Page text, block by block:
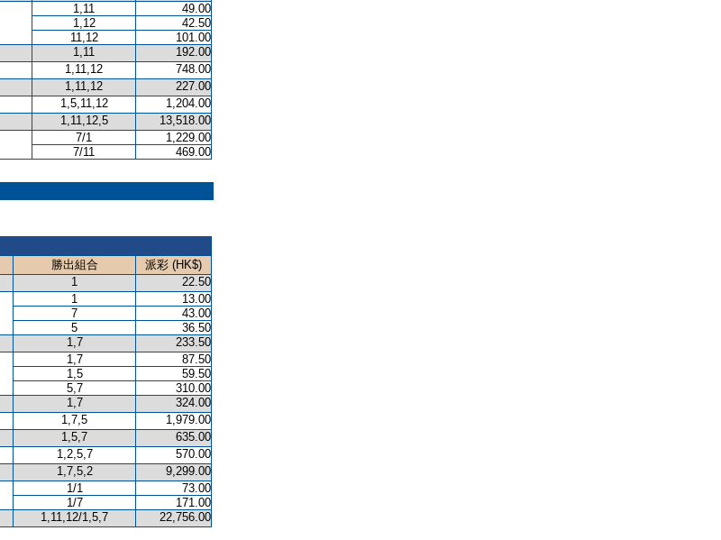
1,11
49.00
1,12
42.50
11,12
101.00
1,11
192.00
1,11,12
748.00
1,11,12
227.00
1,5,11,12
1,204.00
1,11,12,5
13,518.00
7/1
1,229.00
7/11
469.00
勝出組合
派彩 (HK$)
1
22.50
1
13.00
7
43.00
5
36.50
1,7
233.50
1,7
87.50
1,5
59.50
5,7
310.00
1,7
324.00
1,7,5
1,979.00
1,5,7
635.00
1,2,5,7
570.00
1,7,5,2
9,299.00
1/1
73.00
1/7
171.00
1,11,12/1,5,7 22,756.00